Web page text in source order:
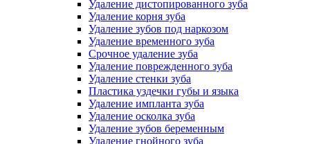
Удаление дистопированного зуба
Удаление корня зуба
Удаление зубов под наркозом
Удаление временного зуба
Срочное удаление зуба
Удаление поврежденного зуба
Удаление стенки зуба
Пластика уздечки губы и языка
Удаление импланта зуба
Удаление осколка зуба
Удаление зубов беременным
Удаление гнойного зуба